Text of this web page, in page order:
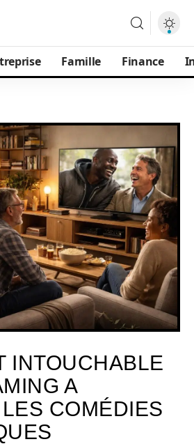
Famille Finance
INTOUCHABLE
A
COMÉDIES